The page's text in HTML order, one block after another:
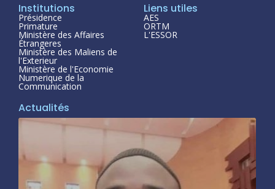
Institutions
Présidence
Primature
Ministère des Affaires
Étrangeres
Ministère des Maliens de
l'Exterieur
Ministère de l'Economie
Numerique de la
Communication
Liens utiles
AES
ORTM
L'ESSOR
Actualités